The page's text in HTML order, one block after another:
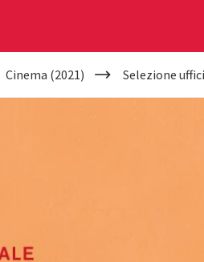
Cinema (2021) Selezione